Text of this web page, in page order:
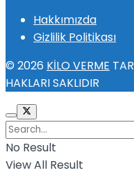
Hakkımızda
Gizlilik Politikası
© 2026 KİLO VERME
HAKLARI SAKLIDIR
No Result
View All Result